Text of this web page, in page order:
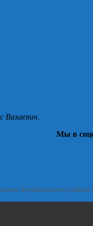
Вахаевич.
Мы в
муниципального